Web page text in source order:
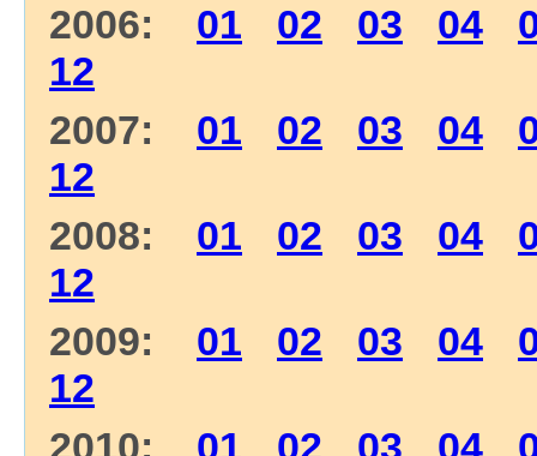
2006: 01 02 03 04
12
2007: 01 02 03 04
12
2008: 01 02 03 04
12
2009: 01 02 03 04
12
2010: 01 02 03 04